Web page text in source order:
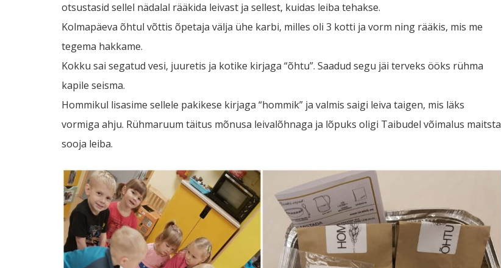
otsustasid sellel nädalal rääkida leivast ja sellest, kuidas leiba tehakse.
Kolmapäeva õhtul võttis õpetaja välja ühe karbi, milles oli 3 kotti ja vorm ning rääkis, mis me
tegema hakkame.
Kokku sai segatud vesi, juuretis ja kotike kirjaga “õhtu”. Saadud segu jäi terveks ööks rühma
kapile seisma.
Hommikul lisasime sellele pakikese kirjaga “hommik” ja valmis saigi leiva taigen, mis läks
vormiga ahju. Rühmaruum täitus mõnusa leivalõhnaga ja lõpuks oligi Taibudel võimalus maitsta
sooja leiba.